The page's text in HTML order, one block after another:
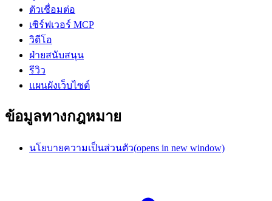
ตัวเชื่อมต่อ
เซิร์ฟเวอร์ MCP
วิดีโอ
ฝ่ายสนับสนุน
รีวิว
แผนผังเว็บไซต์
ข้อมูลทางกฎหมาย
นโยบายความเป็นส่วนตัว(opens in new window)